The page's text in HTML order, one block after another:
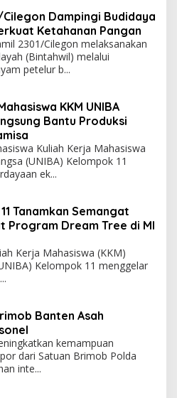
Dampingi Budidaya
Ketahanan Pangan
2301/Cilegon melaksanakan
(Bintahwil) melalui
petelur b...
KKM UNIBA
Bantu Produksi
Kuliah Kerja Mahasiswa
(UNIBA) Kelompok 11
ek...
Tanamkan Semangat
Program Dream Tree di MI
Kerja Mahasiswa (KKM)
Kelompok 11 menggelar
Banten Asah
kemampuan
dari Satuan Brimob Polda
inte...